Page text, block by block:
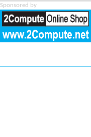
Sponsored by